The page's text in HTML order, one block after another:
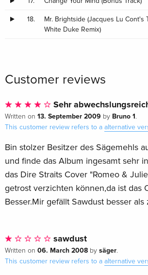
18.
Mr. Brightside (Jacques Lu Cont's
White Duke Remix)
Customer reviews
Sehr
Written on 13. September 2009 by Bruno 1.
This customer review refers to a alternative
Bin stolzer Besitzer des Sägemehls
und finde das Album ingesamt sehr
das Dire Straits Cover "Romeo &
getrost verzichten können,da ist das
Besser.Mir gefällt Sawdust besser als
sawdust
Written on 06. March 2008 by säger.
This customer review refers to a alternative